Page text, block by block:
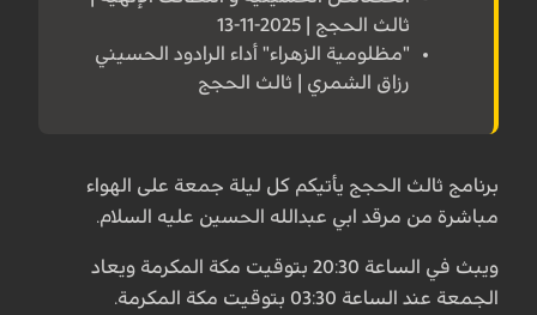
ثالث الحجج | 2025-11-13
"مظلومية الزهراء" أداء الرادود الحسيني
رزاق الشمري | ثالث الحجج
برنامج ثالث الحجج يأتيكم كل ليلة جمعة على الهواء
مباشرة من مرقد ابي عبدالله الحسين عليه السلام.
ويبث في الساعة 20:30 بتوقيت مكة المكرمة ويعاد
الجمعة عند الساعة 03:30 بتوقيت مكة المكرمة.